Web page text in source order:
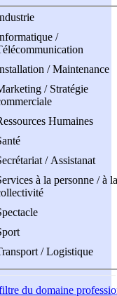
/
/ Maintenance
/ Stratégie
Humaines
/ Assistanat
à la personne / à la
/ Logistique
du domaine